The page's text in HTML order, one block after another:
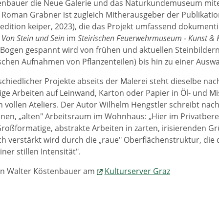
die Neue Galerie und das Naturkundemuseum
Grabner ist zugleich Mitherausgeber der
keiper, 2023), die das Projekt umfassend
Von Stein und Seinim Steirischen Feuerwehrmuseum - Kunst &
gespannt wird von frühen und aktuellen
Aufnahmen von Pflanzenteilen) bis hin zu einer
Projekte abseits der Malerei steht dieselbe
Arbeiten auf Leinwand, Karton oder Papier in Öl- und
vollen Ateliers. Der Autor Wilhelm Hengstler schreibt
„alten" Arbeitsraum im Wohnhaus: „Hier im
abstrakte Arbeiten in zarten, irisierenden
verstärkt wird durch die „raue" Oberflächenstruktur,
stillen Intensität".
Walter Köstenbauer am
Kulturserver Graz